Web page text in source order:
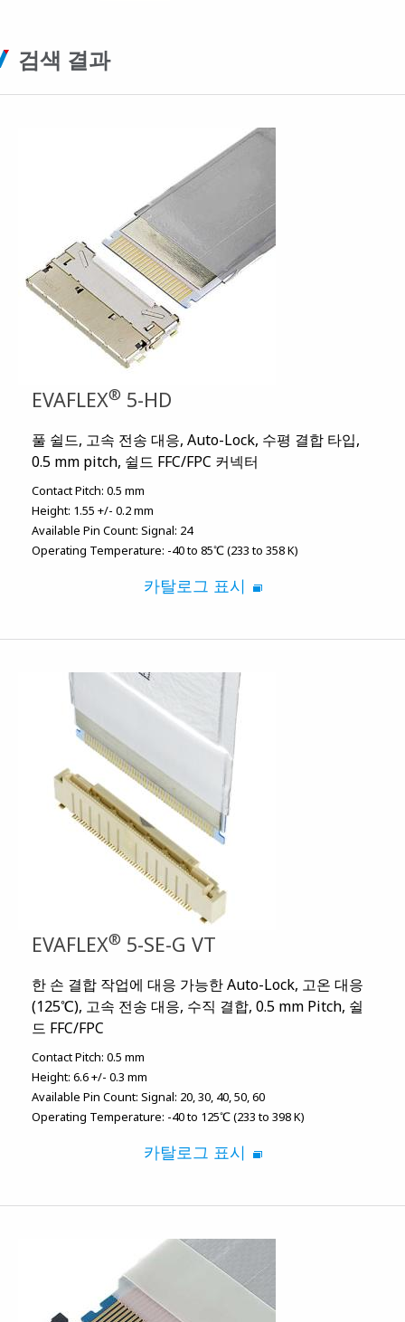
검색 결과
EVAFLEX® 5-HD
풀 쉴드, 고속 전송 대응, Auto-Lock, 수평 결합 타입,
0.5 mm pitch, 쉴드 FFC/FPC 커넥터
Contact Pitch: 0.5 mm
Height: 1.55 +/- 0.2 mm
Available Pin Count: Signal: 24
Operating Temperature: -40 to 85℃ (233 to 358 K)
카탈로그 표시
EVAFLEX® 5-SE-G VT
한 손 결합 작업에 대응 가능한 Auto-Lock, 고온 대응
(125℃), 고속 전송 대응, 수직 결합, 0.5 mm Pitch, 쉴
드 FFC/FPC
Contact Pitch: 0.5 mm
Height: 6.6 +/- 0.3 mm
Available Pin Count: Signal: 20, 30, 40, 50, 60
Operating Temperature: -40 to 125℃ (233 to 398 K)
카탈로그 표시